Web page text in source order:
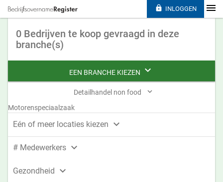
0 Bedrijven te koop gevraagd in deze
branche(s)
EEN BRANCHE KIEZEN 
Detailhandel non food 
Motorenspeciaalzaak
Eén of meer locaties kiezen 
# Medewerkers 
Gezondheid 
 INLOGGEN